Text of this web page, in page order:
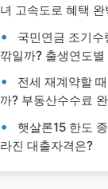
녀 고속도로 혜택 완
국민연금 조기
깎일까? 출생연도
전세 재계약할
까? 부동산수수료
햇살론15 한도
라진 대출자격은?